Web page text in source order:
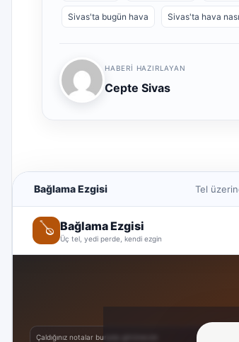
Sivas'ta bugün hava Sivas'ta hava
HABERI HAZIRLAYAN
Cepte Sivas
Bağlama Ezgisi Tel